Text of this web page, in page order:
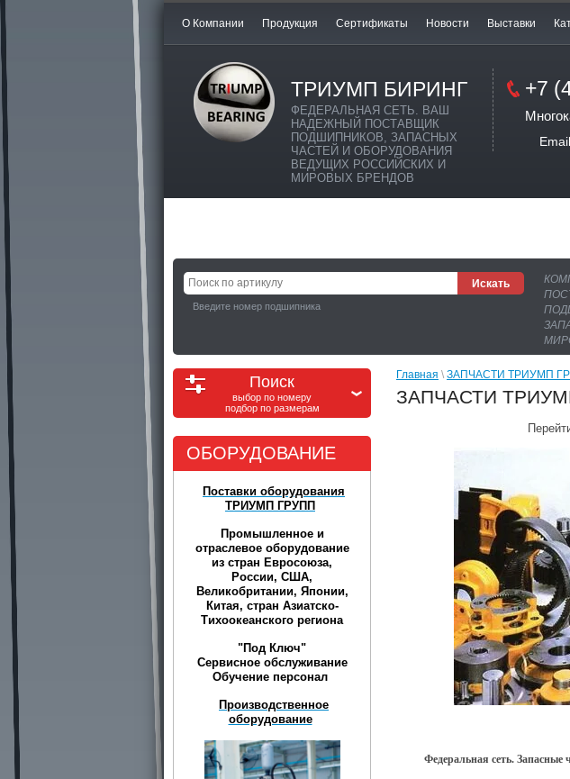
О Компании Продукция Сертификаты Новости Выставки
ТРИУМП БИРИНГ
ФЕДЕРАЛЬНАЯ СЕТЬ. ВАШ
НАДЕЖНЫЙ ПОСТАВЩИК
ПОДШИПНИКОВ, ЗАПАСНЫХ
ЧАСТЕЙ И ОБОРУДОВАНИЯ
ВЕДУЩИХ РОССИЙСКИХ И
МИРОВЫХ БРЕНДОВ
+7
Введите номер подшипника
Поиск
выбор по номеру
подбор по размерам
ОБОРУДОВАНИЕ
Поставки оборудования
ТРИУМП ГРУПП
Промышленное и
отраслевое оборудование
из стран Евросоюза,
России, США,
Великобритании, Японии,
Китая, стран Азиатско-
Тихоокеанского региона
"Под Ключ"
Сервисное обслуживание
Обучение персонал
Производственное
оборудование
Главная \ ЗАПЧАСТИ ТРИУМП
ЗАПЧАСТИ
Федеральная сеть. Запасные